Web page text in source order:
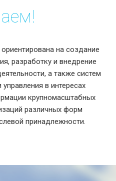
на создание
разработку и внедрение
а также систем
в интересах
крупномасштабных
различных форм
принадлежности.